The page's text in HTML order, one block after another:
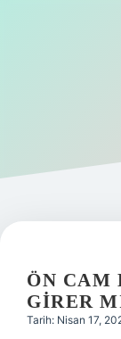
Gizlilik
Yasal Uyarı
ÖN CAM
GIRER
Tarih: Nisan 17,